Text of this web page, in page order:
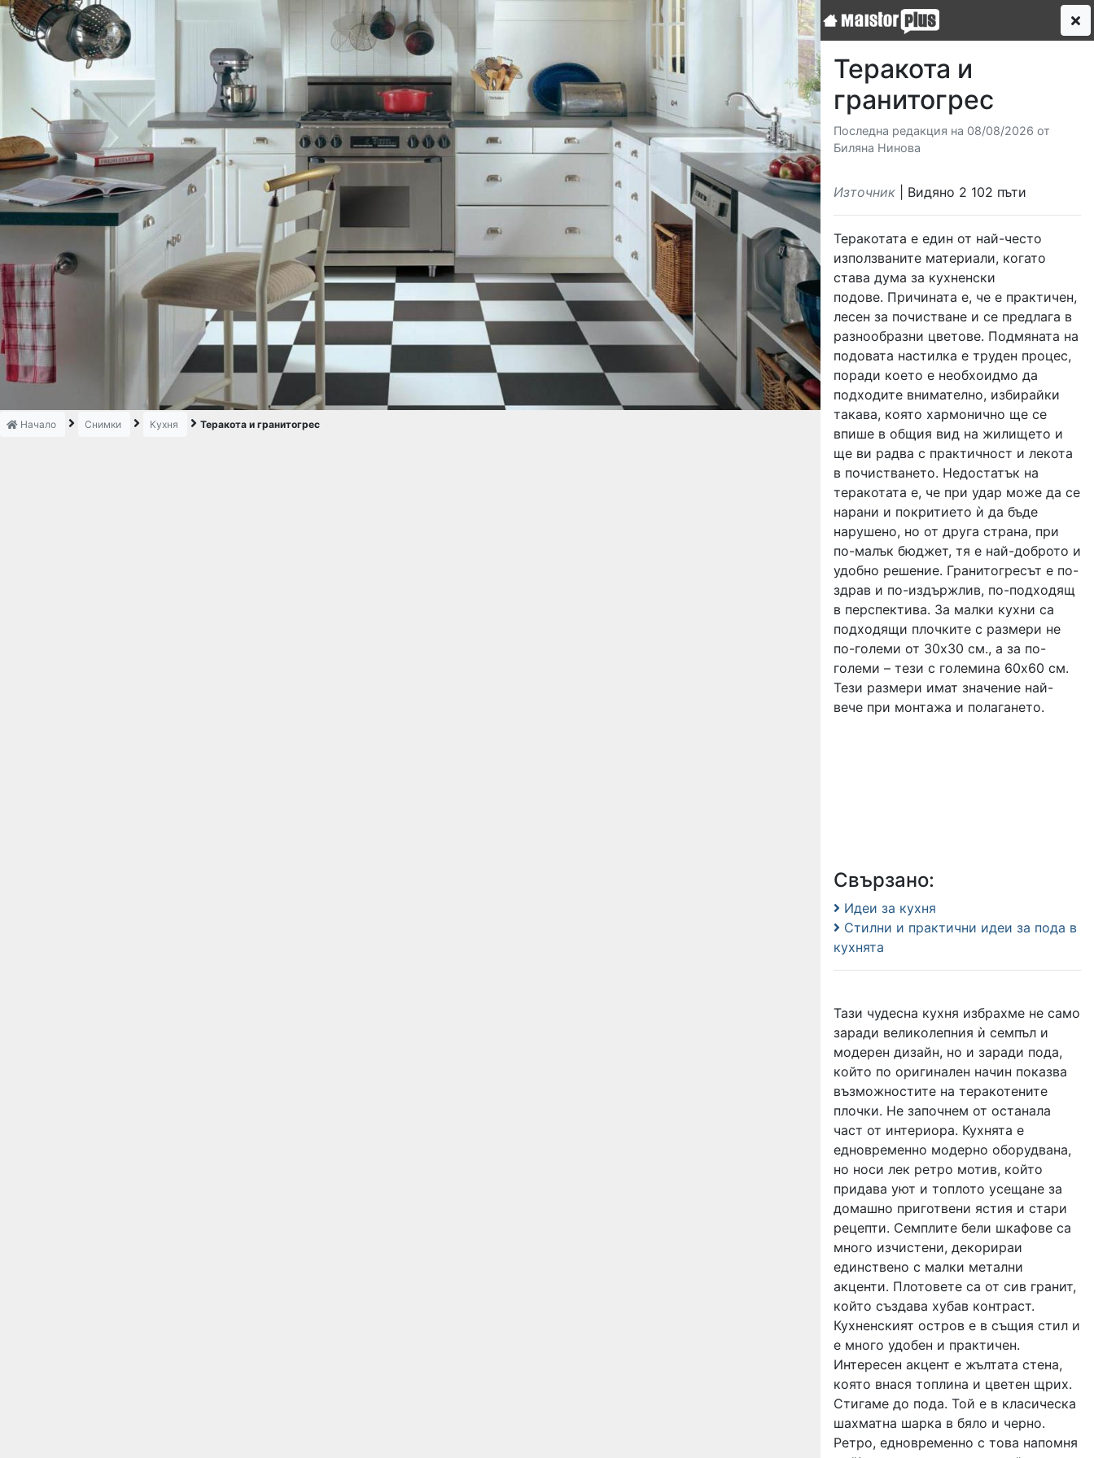
Начало Снимки Кухня Теракота и гранитогрес
Теракота и
гранитогрес
Последна редакция на 08/08/2026 от
Биляна Нинова
Източник | Видяно 2 102 пъти
Теракотата е един от най-често
използваните материали, когато
става дума за кухненски
подове. Причината е, че е практичен,
лесен за почистване и се предлага в
разнообразни цветове. Подмяната на
подовата настилка е труден процес,
поради което е необхоидмо да
подходите внимателно, избирайки
такава, която хармонично ще се
впише в общия вид на жилището и
ще ви радва с практичност и лекота
в почистването. Недостатък на
теракотата е, че при удар може да се
нарани и покритието ѝ да бъде
нарушено, но от друга страна, при
по-малък бюджет, тя е най-доброто и
удобно решение. Гранитогресът е по-
здрав и по-издържлив, по-подходящ
в перспектива. За малки кухни са
подходящи плочките с размери не
по-големи от 30х30 см., а за по-
големи – тези с големина 60х60 см.
Тези размери имат значение най-
вече при монтажа и полагането.
Свързано:
Идеи за кухня
Стилни и практични идеи за пода в
кухнята
Тази чудесна кухня избрахме не само
заради великолепния ѝ семпъл и
модерен дизайн, но и заради пода,
който по оригинален начин показва
възможностите на теракотените
плочки. Не започнем от останала
част от интериора. Кухнята е
едновременно модерно оборудвана,
но носи лек ретро мотив, който
придава уют и топлото усещане за
домашно приготвени ястия и стари
рецепти. Семплите бели шкафове са
много изчистени, декорираи
единствено с малки метални
акценти. Плотовете са от сив гранит,
който създава хубав контраст.
Кухненският остров е в същия стил и
е много удобен и практичен.
Интересен акцент е жълтата стена,
която внася топлина и цветен щрих.
Стигаме до пода. Той е в класическа
шахматна шарка в бяло и черно.
Ретро, едновременно с това напомня